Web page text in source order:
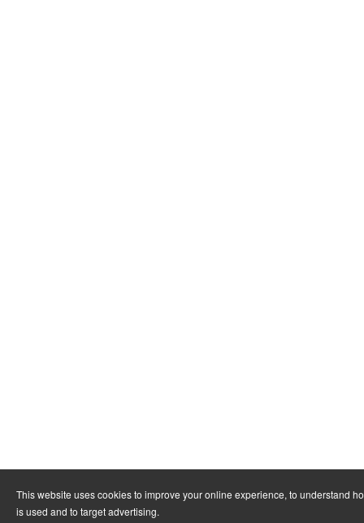
This website uses cookies to improve your online experience, to understand
is used and to target advertising.